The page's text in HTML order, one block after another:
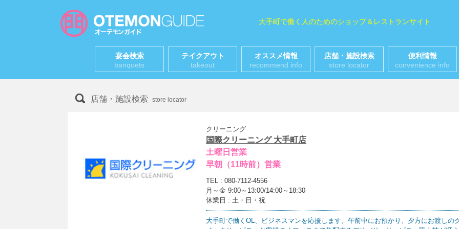
大手町で働く人のためのショップ＆レストランサイト
宴会検索
banquets
テイクアウト
takeout
オススメ情報
recommend info
店舗・施設検索
store locator
便利情報
convenience info
店舗・施設検索 store locator
クリーニング
国際クリーニング 大手町店
土曜日営業
早朝（11時前）営業
TEL : 080-7112-4556
月～金 9:00～13:00/14:00～18:30
休業日 : 土・日・祝
大手町で働くOL、ビジネスマンを応援します。午前中にお預かり、夕方にお渡しの